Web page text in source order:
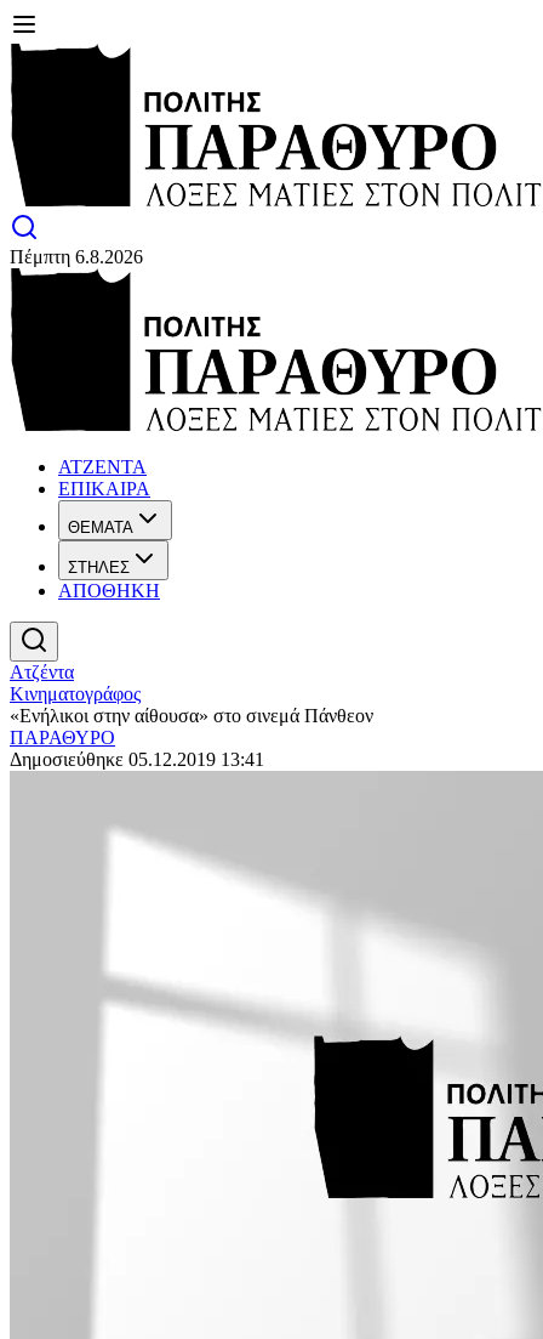
Πέμπτη 6.8.2026
ΑΤΖΕΝΤΑ
ΕΠΙΚΑΙΡΑ
ΘΕΜΑΤΑ
ΣΤΗΛΕΣ
ΑΠΟΘΗΚΗ
Ατζέντα
Κινηματογράφος
«Ενήλικοι στην αίθουσα» στο σινεμά Πάνθεον
ΠΑΡΑΘΥΡΟ
Δημοσιεύθηκε 05.12.2019 13:41